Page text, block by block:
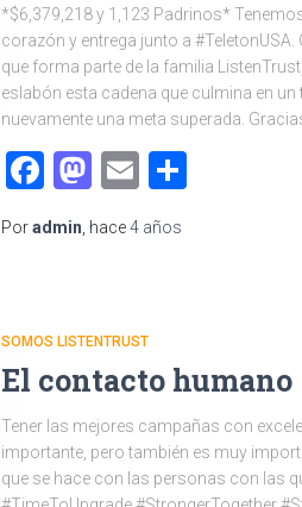
*$6,379,218 y 1,123 Padrinos*
corazón y entrega junto a
que forma parte de la familia
eslabón esta cadena que culmina en
nuevamente una meta superada.
Facebook
Mastodon
Email
Poradmin , hace4 años
SOMOS LISTENTRUST
El contacto humano
Tener las mejores campañas con
importante, pero también es muy
que se hace con las personas con las